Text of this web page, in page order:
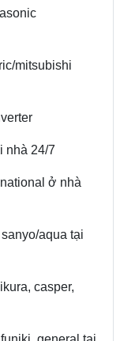
mitsubishi
nhà 24/7
ở nhà
aqua tại
casper,